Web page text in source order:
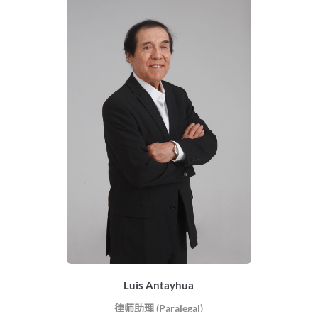
Luis Antayhua
律师助理 (Paralegal)